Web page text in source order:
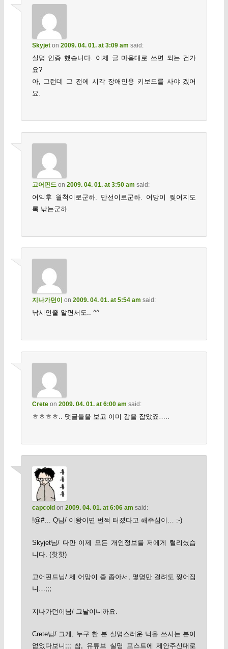
Skyjeton 2009. 04. 01. at 3:09 am said:
실명 인증 했습니다. 이제 글 마음대로 쓰면 되는 건가
요?
아, 그런데 그 전에 시각 장애인용 키보드를 사야 겠어
요.
고어핀드 on 2009. 04. 01. at 3:50 am said:
어익후 월척이로군하. 만선이로군하. 어망이 찢어지도
록 낚는군하.
지나가던이 on 2009. 04. 01. at 5:54 am said:
낚시인줄 알면서도.. ^^
Creteon 2009. 04. 01. at 6:00 am said:
ㅎㅎㅎㅎ.. 댓글들을 보고 이미 감을 잡았죠…..
capcold on 2009. 04. 01. at 6:06 am said:
!@#… Q님/ 이왕이면 번쩍 터졌다고 해주심이… :-)
Skyjet님/ 다만 이제 모든 개인정보를 저에게 털리셨습
니다. (핫핫)
고어핀드님/ 제 어망이 좀 좁아서, 몇명만 걸려도 찢어집
니…;;;
지나가던이님/ 그날이니까요.
Crete님/ 그게, 누구 한 분 실명스러운 닉을 쓰시는 분이
없었다보니;;; 참, 유튜브 실명 포스트에 제안주신대로